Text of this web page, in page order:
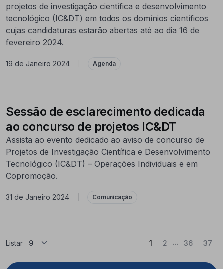
projetos de investigação científica e desenvolvimento
tecnológico (IC&DT) em todos os domínios científicos
cujas candidaturas estarão abertas até ao dia 16 de
fevereiro 2024.
19 de Janeiro 2024 Agenda
Sessão de esclarecimento dedicada
ao concurso de projetos IC&DT
Assista ao evento dedicado ao aviso de concurso de
Projetos de Investigação Científica e Desenvolvimento
Tecnológico (IC&DT) – Operações Individuais e em
Copromoção.
31 de Janeiro 2024 Comunicação
Listar 1 (Atual)
2 ... 36 37